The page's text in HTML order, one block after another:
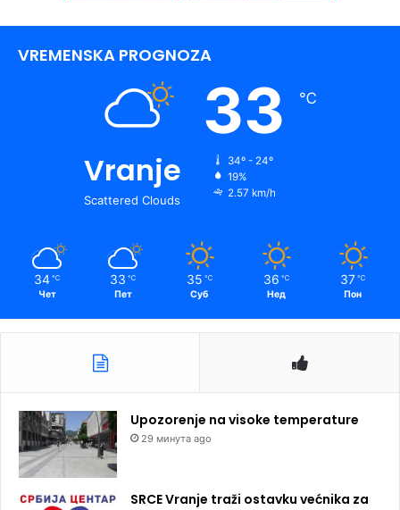
VREMENSKA PROGNOZA
Vranje
Scattered Clouds
33 ℃
34º - 24º
19%
2.57 km/h
34 ℃
Чет
33 ℃
Пет
35 ℃
Суб
36 ℃
Нед
37 ℃
Пон
Upozorenje na visoke temperature
29 минута ago
SRCE Vranje traži ostavku većnika za